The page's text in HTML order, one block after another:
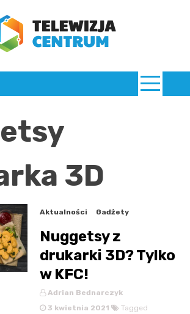
3D
Aktualności Gadżety
Nuggetsy z
drukarki 3D? Tylko
w KFC!
Adrian Bednarczyk
3 kwietnia 2021
Tagged